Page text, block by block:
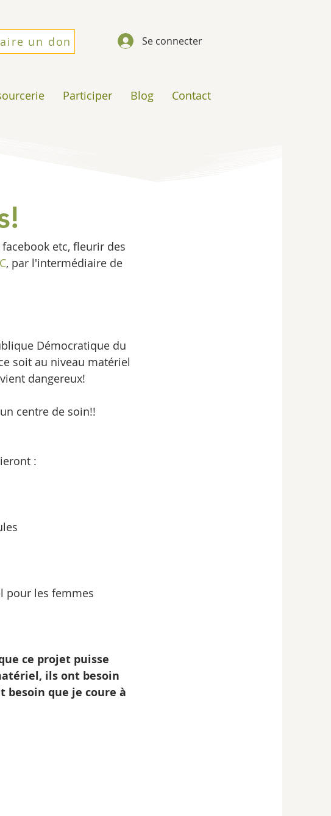
Se connecter
un don
Participer Blog Contact
etc, fleurir des
, par l'intermédiaire de
Démocratique du
soit au niveau matériel
dangereux!
centre de soin!!
:
pour les femmes
ce projet puisse
ils ont besoin
besoin que je coure à